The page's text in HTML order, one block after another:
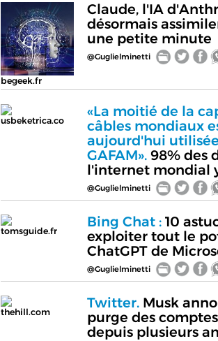
begeek.fr
Claude, l'IA
désormais
une petite minute
@Guglielminetti
usbeketrica.co
«La moitié de la
câbles mondiaux
aujourd'hui
GAFAM».98% des
l'internet mondial
@Guglielminetti
tomsguide.fr
Bing Chat :10
exploiter tout le
ChatGPT de
@Guglielminetti
thehill.com
Twitter.Musk
purge des
depuis plusieurs